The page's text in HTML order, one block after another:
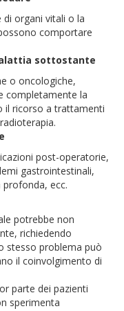
organi vitali o la
comportare
sottostante
o oncologiche,
completamente la
il ricorso a trattamenti
post-operatorie,
gastrointestinali,
ecc.
potrebbe non
richiedendo
stesso problema può
il coinvolgimento di
parte dei pazienti
sperimenta